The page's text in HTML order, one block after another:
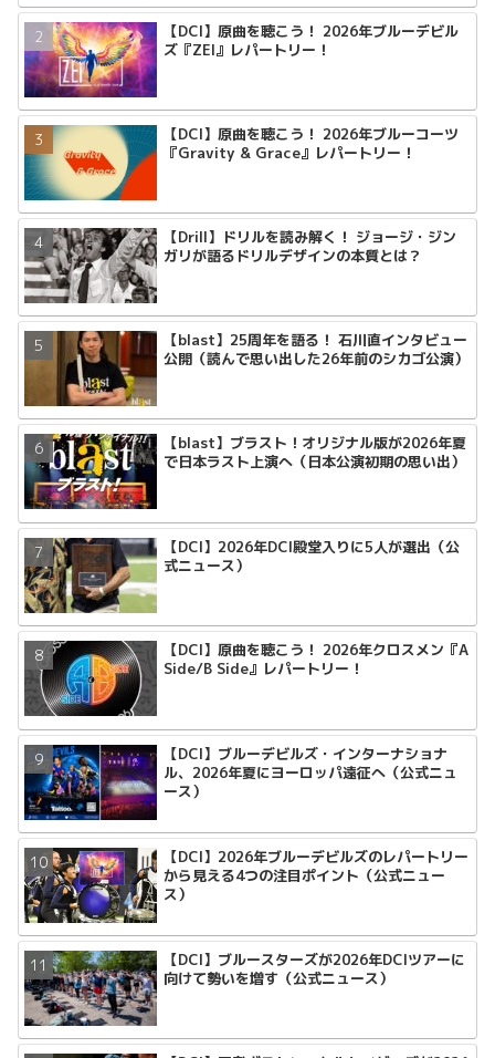
【DCI】原曲を聴こう！ 2026年ブルーデビル
ズ『ZEI』レパートリー！
【DCI】原曲を聴こう！ 2026年ブルーコーツ
『Gravity & Grace』レパートリー！
【Drill】ドリルを読み解く！ ジョージ・ジン
ガリが語るドリルデザインの本質とは？
【blast】25周年を語る！ 石川直インタビュー
公開（読んで思い出した26年前のシカゴ公演）
【blast】ブラスト！オリジナル版が2026年夏
で日本ラスト上演へ（日本公演初期の思い出）
【DCI】2026年DCI殿堂入りに5人が選出（公
式ニュース）
【DCI】原曲を聴こう！ 2026年クロスメン『A
Side/B Side』レパートリー！
【DCI】ブルーデビルズ・インターナショナ
ル、2026年夏にヨーロッパ遠征へ（公式ニュ
ース）
【DCI】2026年ブルーデビルズのレパートリー
から見える4つの注目ポイント（公式ニュー
ス）
【DCI】ブルースターズが2026年DCIツアーに
向けて勢いを増す（公式ニュース）